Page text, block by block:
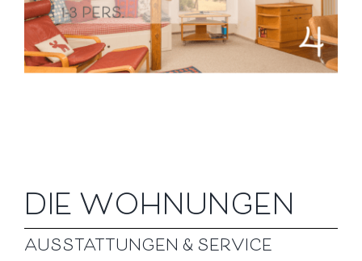
DIE WOHNUNGEN
AUSSTATTUNGEN & SERVICE